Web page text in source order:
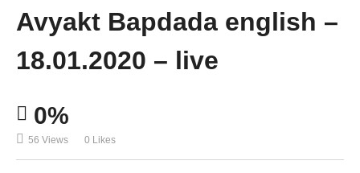
Avyakt Bapdada english –
18.01.2020 – live
0%
56 Views 0 Likes